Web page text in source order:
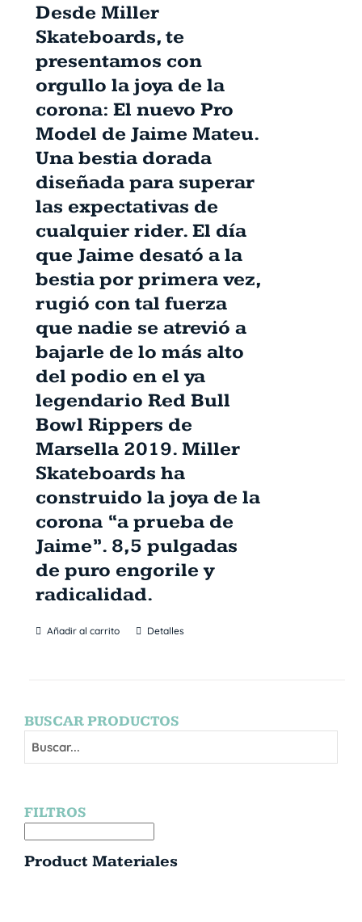
Desde Miller
Skateboards, te
presentamos con
orgullo la joya de la
corona: El nuevo Pro
Model de Jaime Mateu.
Una bestia dorada
diseñada para superar
las expectativas de
cualquier rider. El día
que Jaime desató a la
bestia por primera vez,
rugió con tal fuerza
que nadie se atrevió a
bajarle de lo más alto
del podio en el ya
legendario Red Bull
Bowl Rippers de
Marsella 2019. Miller
Skateboards ha
construido la joya de la
corona “a prueba de
Jaime”. 8,5 pulgadas
de puro engorile y
radicalidad.
Añadir al carrito Detalles
BUSCAR PRODUCTOS
FILTROS
Product Materiales